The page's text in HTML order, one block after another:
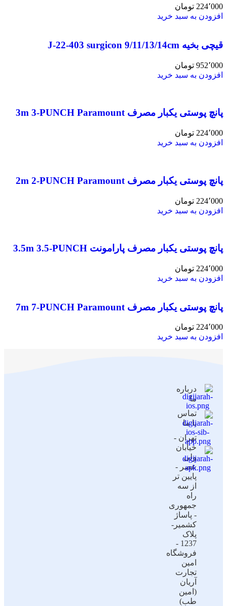
224٬000 تومان
افزودن به سبد خرید
قیچی بخیه J-22-403 surgicon 9/11/13/14cm
952٬000 تومان
افزودن به سبد خرید
پانچ پوستی یکبار مصرف 3m 3-PUNCH Paramount
224٬000 تومان
افزودن به سبد خرید
پانچ پوستی یکبار مصرف 2m 2-PUNCH Paramount
224٬000 تومان
افزودن به سبد خرید
پانچ پوستی یکبار مصرف پارامونت 3.5m 3.5-PUNCH
224٬000 تومان
افزودن به سبد خرید
پانچ پوستی یکبار مصرف 7m 7-PUNCH Paramount
224٬000 تومان
افزودن به سبد خرید
درباره
ما
تماس
با ما
تهران -
خیابان
ولی
عصر -
پایین تر
از سه
راه
جمهوری
- پاساژ
کشمیر-
پلاک
1237 -
فروشگاه
امین
تجارت
آریان
(امین
طب)